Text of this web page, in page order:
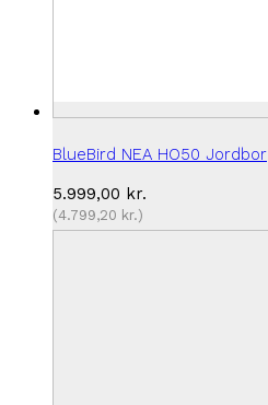
BlueBird NEA HO50 Jordbor
5.999,00 kr.
(4.799,20 kr.)